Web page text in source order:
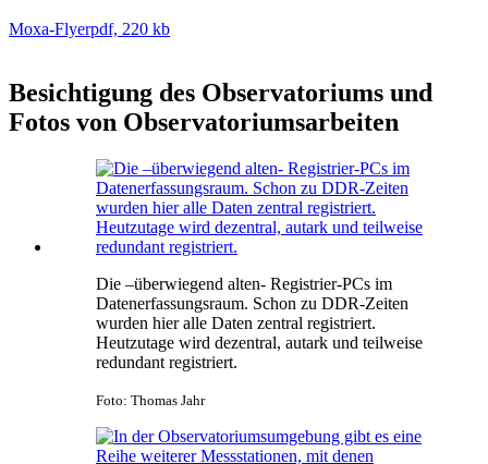
Moxa-Flyerpdf, 220 kb
Besichtigung des Observatoriums und
Fotos von Observatoriumsarbeiten
Die –überwiegend alten- Registrier-PCs im
Datenerfassungsraum. Schon zu DDR-Zeiten
wurden hier alle Daten zentral registriert.
Heutzutage wird dezentral, autark und teilweise
redundant registriert.
Foto: Thomas Jahr